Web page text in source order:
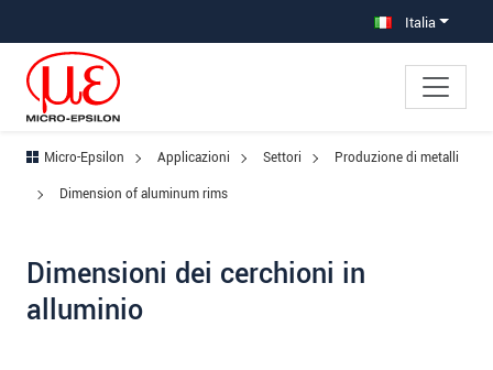
Italia
Micro-Epsilon Applicazioni Settori
Produzione di metalli
Dimension of aluminum rims
Dimensioni dei cerchioni in
alluminio